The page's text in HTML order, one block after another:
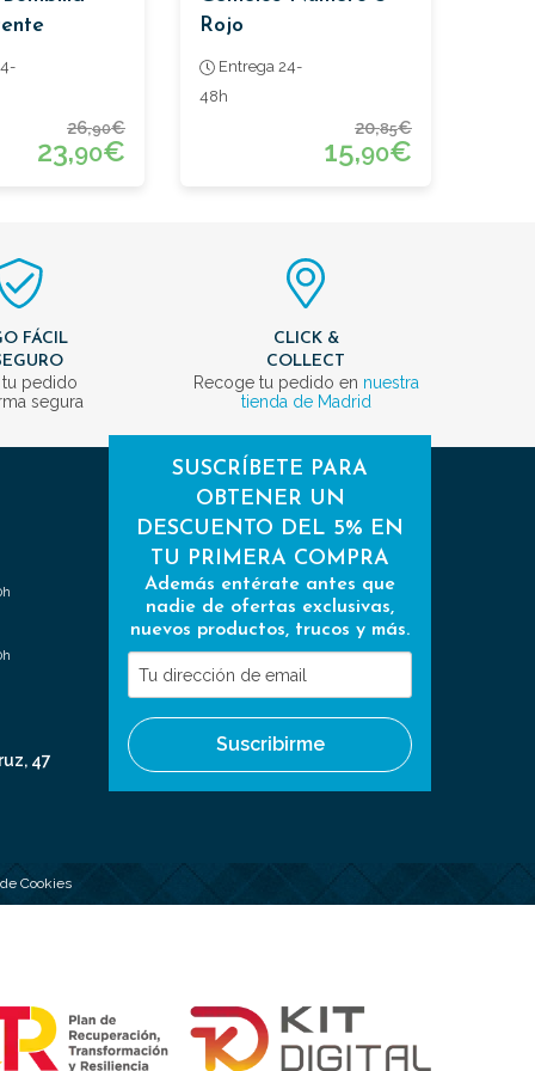
26,90€
23,90€
Rojo
Entrega 24-
48h
20,85€
15,90€
FÁCIL
tu pedido
segura
CLICK &
COLLECT
Recoge tu pedido en nuestra
tienda de Madrid
47
SUSCRÍBETE PARA
OBTENER UN
DESCUENTO DEL 5% EN
TU PRIMERA COMPRA
Además entérate antes que
nadie de ofertas exclusivas,
nuevos productos, trucos y más.
Tu
dirección
de
email
Suscribirme
Cookies